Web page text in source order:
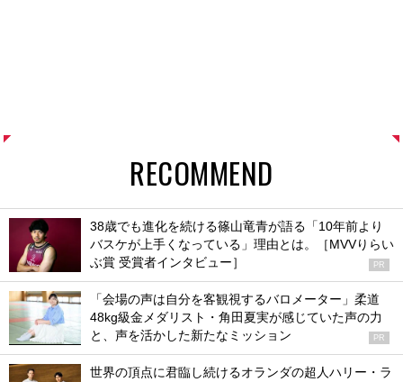
RECOMMEND
38歳でも進化を続ける篠山竜青が語る「10年前より
バスケが上手くなっている」理由とは。［MVVりらい
ぶ賞 受賞者インタビュー］
PR
「会場の声は自分を客観視するバロメーター」柔道
48kg級金メダリスト・角田夏実が感じていた声の力
と、声を活かした新たなミッション
PR
世界の頂点に君臨し続けるオランダの超人ハリー・ラ